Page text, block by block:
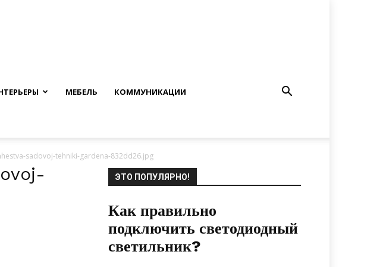
МЕБЕЛЬ КОММУНИКАЦИИ
sadovoj-tehniki-gardena-832dd26.jpg
ЭТО ПОПУЛЯРНО!
Как правильно
подключить светодиодный
светильник?
01.02.2020